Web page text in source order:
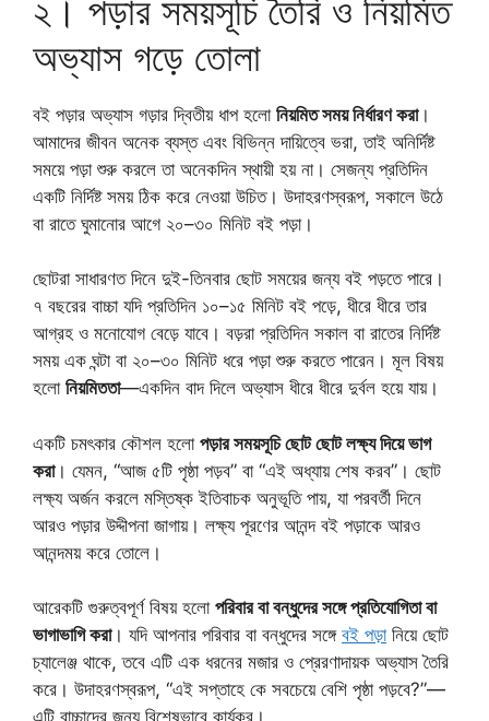
২। পড়ার সময়সূচি তৈরি ও নিয়মিত
অভ্যাস গড়ে তোলা
বই পড়ার অভ্যাস গড়ার দ্বিতীয় ধাপ হলো নিয়মিত সময় নির্ধারণ করা।
আমাদের জীবন অনেক ব্যস্ত এবং বিভিন্ন দায়িত্বে ভরা, তাই অনির্দিষ্ট
সময়ে পড়া শুরু করলে তা অনেকদিন স্থায়ী হয় না। সেজন্য প্রতিদিন
একটি নির্দিষ্ট সময় ঠিক করে নেওয়া উচিত। উদাহরণস্বরূপ, সকালে উঠে
বা রাতে ঘুমানোর আগে ২০–৩০ মিনিট বই পড়া।
ছোটরা সাধারণত দিনে দুই-তিনবার ছোট সময়ের জন্য বই পড়তে পারে।
৭ বছরের বাচ্চা যদি প্রতিদিন ১০–১৫ মিনিট বই পড়ে, ধীরে ধীরে তার
আগ্রহ ও মনোযোগ বেড়ে যাবে। বড়রা প্রতিদিন সকাল বা রাতের নির্দিষ্ট
সময় এক ঘন্টা বা ২০–৩০ মিনিট ধরে পড়া শুরু করতে পারেন। মূল বিষয়
হলো নিয়মিততা—একদিন বাদ দিলে অভ্যাস ধীরে ধীরে দুর্বল হয়ে যায়।
একটি চমৎকার কৌশল হলো পড়ার সময়সূচি ছোট ছোট লক্ষ্য দিয়ে ভাগ
করা। যেমন, “আজ ৫টি পৃষ্ঠা পড়ব” বা “এই অধ্যায় শেষ করব”। ছোট
লক্ষ্য অর্জন করলে মস্তিষ্ক ইতিবাচক অনুভূতি পায়, যা পরবর্তী দিনে
আরও পড়ার উদ্দীপনা জাগায়। লক্ষ্য পূরণের আনন্দ বই পড়াকে আরও
আনন্দময় করে তোলে।
আরেকটি গুরুত্বপূর্ণ বিষয় হলো পরিবার বা বন্ধুদের সঙ্গে প্রতিযোগিতা বা
ভাগাভাগি করা। যদি আপনার পরিবার বা বন্ধুদের সঙ্গে বই পড়ানিয়ে ছোট
চ্যালেঞ্জ থাকে, তবে এটি এক ধরনের মজার ও প্রেরণাদায়ক অভ্যাস তৈরি
করে। উদাহরণস্বরূপ, “এই সপ্তাহে কে সবচেয়ে বেশি পৃষ্ঠা পড়বে?”—